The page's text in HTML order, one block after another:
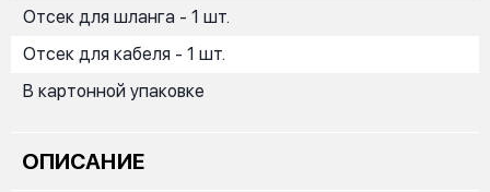
Отсек для шланга - 1 шт.
Отсек для кабеля - 1 шт.
В картонной упаковке
ОПИСАНИЕ